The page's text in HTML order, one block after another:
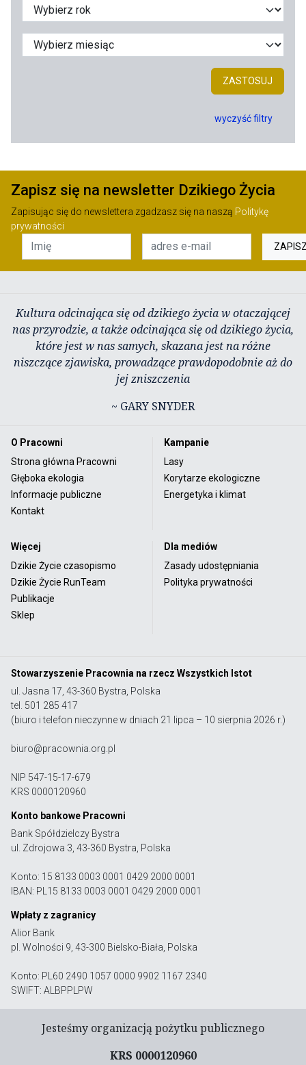
ZASTOSUJ
wyczyść filtry
Zapisz się na newsletter Dzikiego Życia
Zapisując się do newslettera zgadzasz się na naszą Politykę
prywatności
Kultura odcinająca się od dzikiego życia w otaczającej
nas przyrodzie, a także odcinająca się od dzikiego życia,
które jest w nas samych, skazana jest na różne
niszczące zjawiska, prowadzące prawdopodobnie aż do
jej zniszczenia
~ GARY SNYDER
O Pracowni
Strona główna Pracowni
Głęboka ekologia
Informacje publiczne
Kontakt
Kampanie
Lasy
Korytarze ekologiczne
Energetyka i klimat
Więcej
Dzikie Życie czasopismo
Dzikie Życie RunTeam
Publikacje
Sklep
Dla mediów
Zasady udostępniania
Polityka prywatności
Stowarzyszenie Pracownia na rzecz Wszystkich Istot
ul. Jasna 17, 43-360 Bystra, Polska
tel. 501 285 417
(biuro i telefon nieczynne w dniach 21 lipca – 10 sierpnia 2026 r.)
biuro@pracownia.org.pl
NIP 547-15-17-679
KRS 0000120960
Konto bankowe Pracowni
Bank Spółdzielczy Bystra
ul. Zdrojowa 3, 43-360 Bystra, Polska
Konto: 15 8133 0003 0001 0429 2000 0001
IBAN: PL15 8133 0003 0001 0429 2000 0001
Wpłaty z zagranicy
Alior Bank
pl. Wolności 9, 43-300 Bielsko-Biała, Polska
Konto: PL60 2490 1057 0000 9902 1167 2340
SWIFT: ALBPPLPW
Jesteśmy organizacją pożytku publicznego
KRS 0000120960